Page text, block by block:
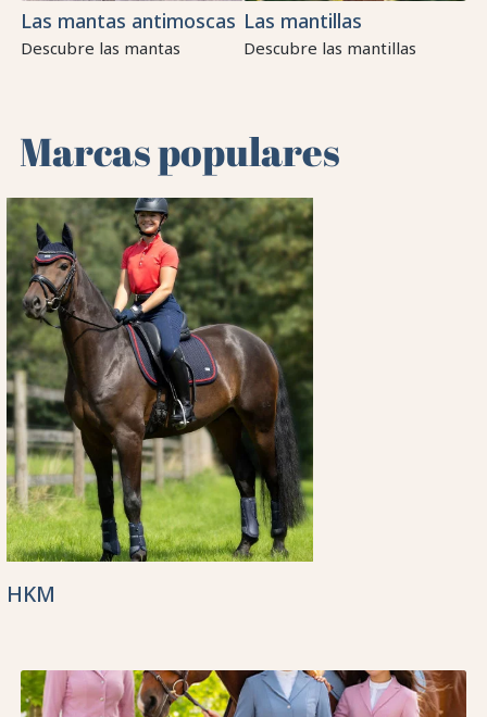
Las mantas antimoscas
Descubre las mantas
Las mantillas
Descubre las mantillas
Marcas populares
HKM